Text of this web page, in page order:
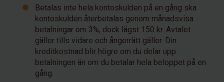
Betalas inte hela kontoskulden på en gång ska
kontoskulden återbetalas genom månadsvisa
betalningar om 3%, dock lägst 150 kr. Avtalet
gäller tills vidare och ångerrätt gäller. Din
kreditkostnad blir högre om du delar upp
betalningen än om du betalar hela beloppet på en
gång.